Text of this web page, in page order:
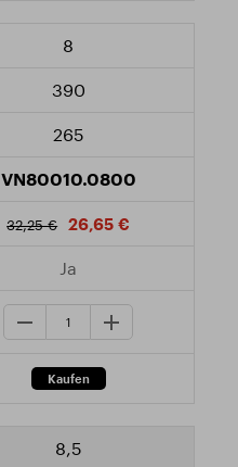
8
390
265
VN80010.0800
32,25 € 26,65 €
Ja
8,5